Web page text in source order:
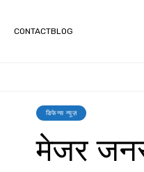
CONTACTBLOG
डिफेन्स न्यूज़
मेजर